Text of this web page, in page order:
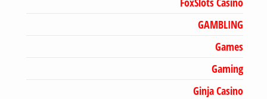
GAMBLING
Games
Gaming
Ginja Casino